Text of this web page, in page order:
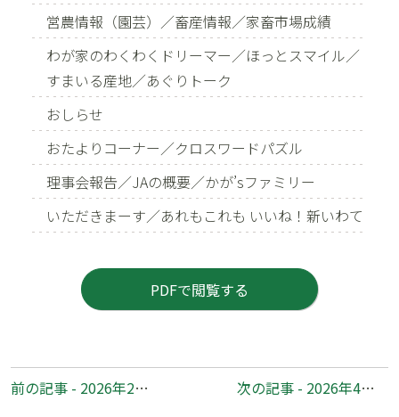
営農情報（園芸）／畜産情報／家畜市場成績
わが家のわくわくドリーマー／ほっとスマイル／
すまいる産地／あぐりトーク
おしらせ
おたよりコーナー／クロスワードパズル
理事会報告／JAの概要／かが’sファミリー
いただきまーす／あれもこれも いいね！新いわて
PDFで閲覧する
前
後
前の記事 - 2026年2月号 No.348 次の記事 - 2026年4月号 No.350